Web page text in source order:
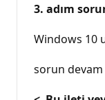
3. adım
Windows 10
sorun devam